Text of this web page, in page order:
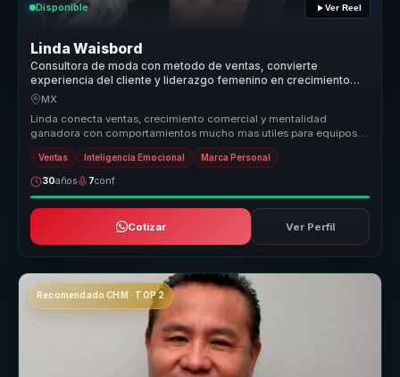
Disponible Ver Reel
Linda Waisbord
Consultora de moda con metodo de ventas, convierte
experiencia del cliente y liderazgo femenino en crecimiento
comercial para marcas.
MX
Linda conecta ventas, crecimiento comercial y mentalidad
ganadora con comportamientos mucho mas utiles para equipos
que necesitan sostene...
Ventas Inteligencia Emocional Marca Personal
30años 7conf.
Cotizar Ver Perfil
Recomendado CHM · TOP 2